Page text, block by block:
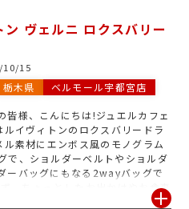
ン ヴェルニ ロクスバリー
10/15
栃木県 ベルモール宇都宮店
皆様、こんにちは!ジュエルカフェ
イヴィトンのロクスバリードラ
素材にエンボス風のモノグラム
で、ショルダーベルトやショルダ
ーバッグにもなる2wayバッグで
、ちょっとしたお出かけやお食事
ズ感やヴェルニの素材が上品さを